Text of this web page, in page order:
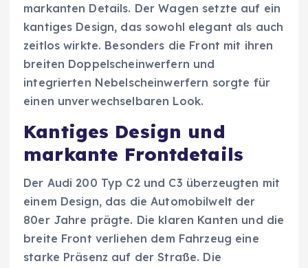
markanten Details. Der Wagen setzte auf ein
kantiges Design, das sowohl elegant als auch
zeitlos wirkte. Besonders die Front mit ihren
breiten Doppelscheinwerfern und
integrierten Nebelscheinwerfern sorgte für
einen unverwechselbaren Look.
Kantiges Design und
markante Frontdetails
Der Audi 200 Typ C2 und C3 überzeugten mit
einem Design, das die Automobilwelt der
80er Jahre prägte. Die klaren Kanten und die
breite Front verliehen dem Fahrzeug eine
starke Präsenz auf der Straße. Die